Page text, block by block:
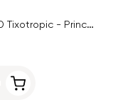
PALU - Pro Light Builder UV/LED Tixotropic - Princess Pink, 12g